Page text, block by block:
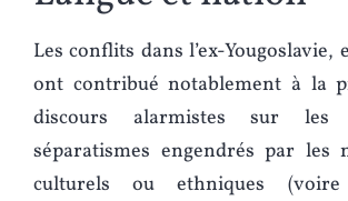
Les conflits dans l’ex-
ont contribué notablement à la
discours alarmistes sur les
séparatismes engendrés par les
culturels ou ethniques